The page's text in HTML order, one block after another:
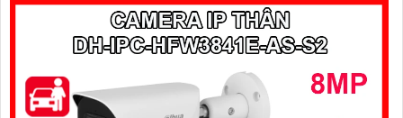
pháp giám sát toàn diện và hiệu quả